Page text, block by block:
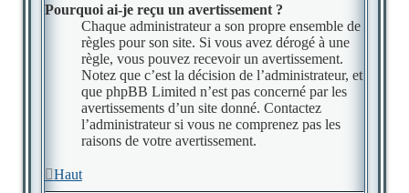
Pourquoi ai-je reçu un avertissement ?
Chaque administrateur a son propre ensemble de
règles pour son site. Si vous avez dérogé à une
règle, vous pouvez recevoir un avertissement.
Notez que c’est la décision de l’administrateur, et
que phpBB Limited n’est pas concerné par les
avertissements d’un site donné. Contactez
l’administrateur si vous ne comprenez pas les
raisons de votre avertissement.
Haut